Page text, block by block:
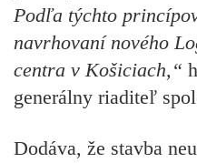
Podľa týchto
navrhovaní nového
centra v Košiciach,“
generálny riaditeľ
Dodáva, že stavba